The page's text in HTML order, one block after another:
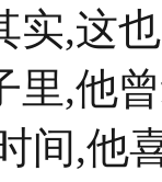
实,这
里,他
间,他